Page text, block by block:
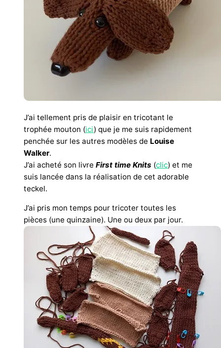
J’ai tellement pris de plaisir en tricotant le
trophée mouton (ici) que je me suis rapidement
penchée sur les autres modèles de Louise
Walker.
J’ai acheté son livre First time Knits (clic) et me
suis lancée dans la réalisation de cet adorable
teckel.
J’ai pris mon temps pour tricoter toutes les
pièces (une quinzaine). Une ou deux par jour.